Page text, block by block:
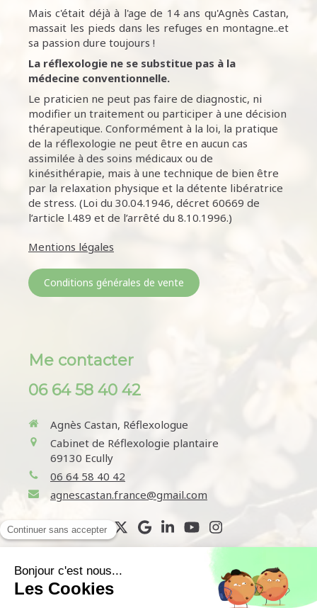
Mais c'était déjà à l'age de 14 ans qu'Agnès Castan,
massait les pieds dans les refuges en montagne..et
sa passion dure toujours !
La réflexologie ne se substitue pas à la
médecine conventionnelle.
Le praticien ne peut pas faire de diagnostic, ni
modifier un traitement ou participer à une décision
thérapeutique. Conformément à la loi, la pratique
de la réflexologie ne peut être en aucun cas
assimilée à des soins médicaux ou de
kinésithérapie, mais à une technique de bien être
par la relaxation physique et la détente libératrice
de stress. (Loi du 30.04.1946, décret 60669 de
l’article l.489 et de l’arrêté du 8.10.1996.)
Mentions légales
Conditions générales de vente
Me contacter
06 64 58 40 42
Agnès Castan, Réflexologue
Cabinet de Réflexologie plantaire
69130 Ecully
06 64 58 40 42
agnescastan.france@gmail.com